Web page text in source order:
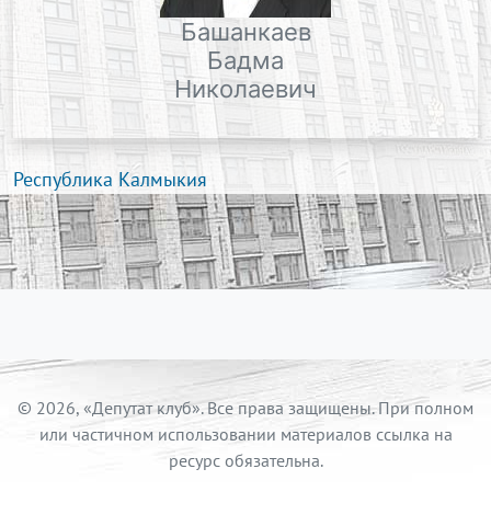
Башанкаев
Бадма
Николаевич
Республика Калмыкия
© 2026, «Депутат клуб». Все права защищены. При полном
или частичном использовании материалов ссылка на
ресурс обязательна.